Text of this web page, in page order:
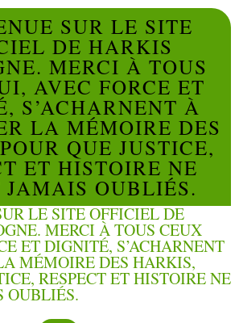
SUR LE SITE
DE HARKIS
MERCI À TOUS
AVEC FORCE ET
S’ACHARNENT À
LA MÉMOIRE DES
QUE JUSTICE,
ET HISTOIRE NE
JAMAIS OUBLIÉS.